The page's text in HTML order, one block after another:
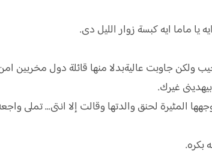
ماما ايه كبسة زوار الليل دى.
جاوبت عاليةبدلا منها قائلة دول مخربين امن
غيرك.
المٹيرة لحنق والدتها وقالت إلا انتى... تملى